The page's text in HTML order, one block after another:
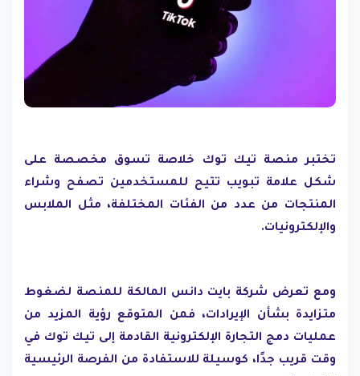
تختبر منصة تيك توك خلاصة تسوق مخصصة على
شكل علامة تبويب تتيح للمستخدمين تصفح وشراء
المنتجات من عدد من الفئات المختلفة، مثل الملابس
والإلكترونيات.
ومع تعرض شركة بايت دانس المالكة للمنصة لضغوط
متزايدة بشأن الإيرادات، فمن المتوقع رؤية المزيد من
عمليات دمج التجارة الإلكترونية القادمة إلى تيك توك في
وقت قريب جدًا، كوسيلة للاستفادة من الفرصة الرئيسية